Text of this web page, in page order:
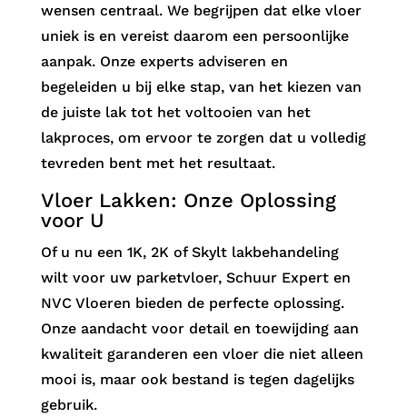
wensen centraal. We begrijpen dat elke vloer
uniek is en vereist daarom een persoonlijke
aanpak. Onze experts adviseren en
begeleiden u bij elke stap, van het kiezen van
de juiste lak tot het voltooien van het
lakproces, om ervoor te zorgen dat u volledig
tevreden bent met het resultaat.
Vloer Lakken: Onze Oplossing
voor U
Of u nu een 1K, 2K of Skylt lakbehandeling
wilt voor uw parketvloer, Schuur Expert en
NVC Vloeren bieden de perfecte oplossing.
Onze aandacht voor detail en toewijding aan
kwaliteit garanderen een vloer die niet alleen
mooi is, maar ook bestand is tegen dagelijks
gebruik.